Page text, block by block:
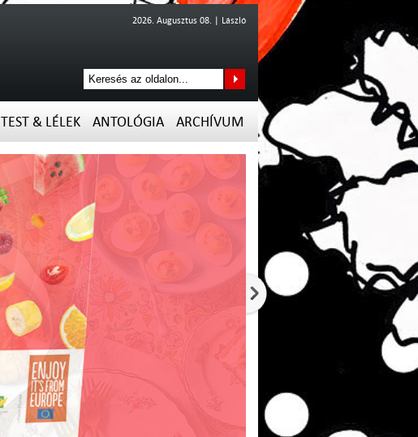
2026. Augusztus 08. | László
TEST & LÉLEK ANTOLÓGIA ARCHÍVUM